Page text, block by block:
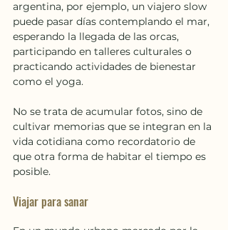
argentina, por ejemplo, un viajero slow
puede pasar días contemplando el mar,
esperando la llegada de las orcas,
participando en talleres culturales o
practicando actividades de bienestar
como el yoga.
No se trata de acumular fotos, sino de
cultivar memorias que se integran en la
vida cotidiana como recordatorio de
que otra forma de habitar el tiempo es
posible.
Viajar para sanar